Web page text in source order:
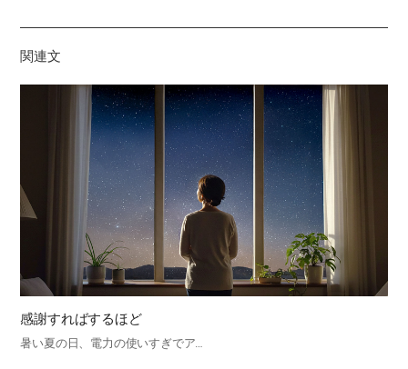
기
関連文
感謝すればするほど
暑い夏の日、電力の使いすぎでア…